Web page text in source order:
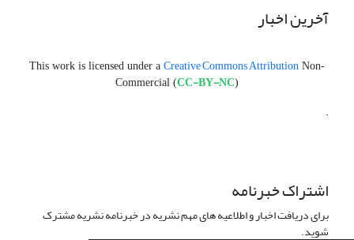
آخرین اخبار
This work is licensed under a Creative Commons Attribution Non-
Commercial (CC-BY-NC)
.
اشتراک خبرنامه
برای دریافت اخبار و اطلاعیه های مهم نشریه در خبرنامه نشریه مشترک
شوید.